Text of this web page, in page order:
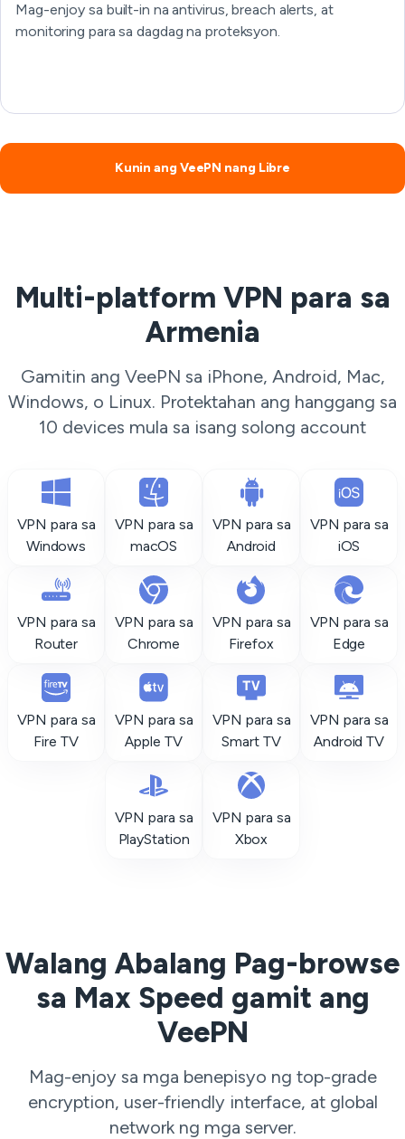
Mag-enjoy sa built-in na antivirus, breach alerts, at
monitoring para sa dagdag na proteksyon.
Kunin ang VeePN nang Libre
Multi-platform VPN para sa
Armenia
Gamitin ang VeePN sa iPhone, Android, Mac,
Windows, o Linux. Protektahan ang hanggang sa
10 devices mula sa isang solong account
VPN para sa
Windows
VPN para sa
macOS
VPN para sa
Android
VPN para sa
iOS
VPN para sa
Router
VPN para sa
Chrome
VPN para sa
Firefox
VPN para sa
Edge
VPN para sa
Fire TV
VPN para sa
Apple TV
VPN para sa
Smart TV
VPN para sa
Android TV
VPN para sa
PlayStation
VPN para sa
Xbox
Walang Abalang Pag-browse
sa Max Speed gamit ang
VeePN
Mag-enjoy sa mga benepisyo ng top-grade
encryption, user-friendly interface, at global
network ng mga server.